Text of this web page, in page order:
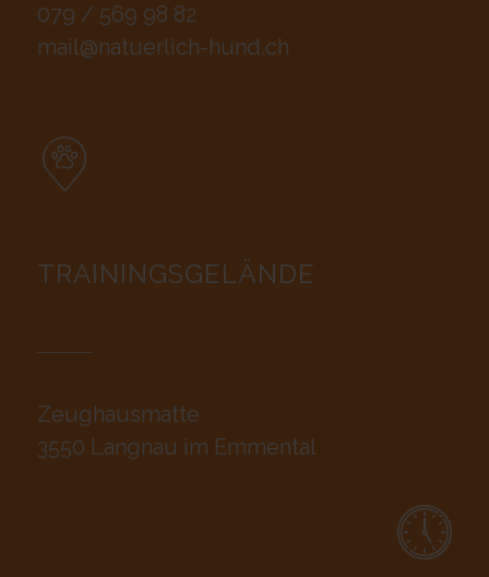
079 / 569 98 82
mail@natuerlich-hund.ch
TRAININGSGELÄNDE
Zeughausmatte
3550 Langnau im Emmental